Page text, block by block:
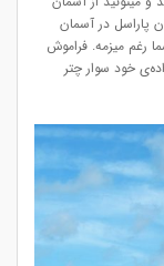
پاراسل در آسمان
رغم میزمه. فراموش
خود سوار چتر